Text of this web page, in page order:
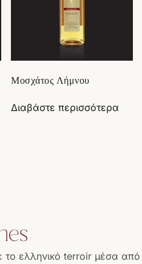
Μoσχάτος Λήμνου
Διαβάστε περισσότερα
το ελληνικό terroir μέσα από